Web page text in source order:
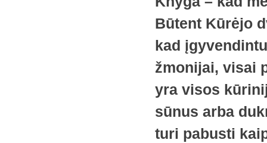
Būtent Kūrėjo
kad
žmonijai, visai
yra visos
sūnus arba
turi pabusti